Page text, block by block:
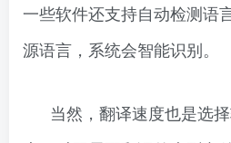
一些软件还支持自动检测语
源语言，系统会智能识别。
当然，翻译速度也是选